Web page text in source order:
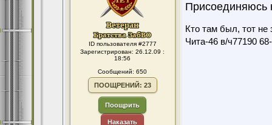
ID пользователя #2777
Зарегистрирован: 26.12.09 :
18:56
Сообщений: 650
ПООЩРЕНИЙ: 23
Поощрить
Наказать
Присоединяюсь
Кто там был, тот не
Чита-46 в/ч77190 68-